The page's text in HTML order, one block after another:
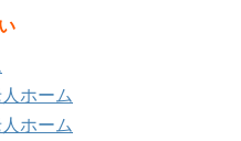
ホーム
ホーム